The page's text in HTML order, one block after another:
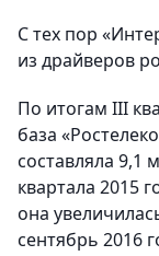
С тех пор
из драйверов
По итогам III
база
составляла 9,1
квартала 2015
она
сентябрь 2016